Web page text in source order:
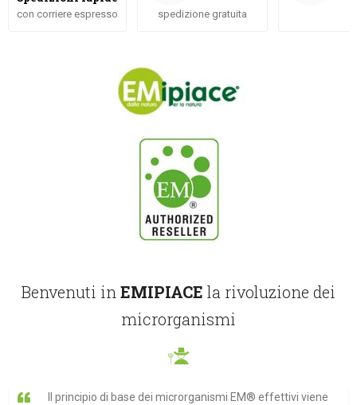
con corriere espresso
spedizione gratuita
Benvenuti in EMIPIACE la rivoluzione dei
microrganismi
Il principio di base dei microrganismi EM® effettivi viene